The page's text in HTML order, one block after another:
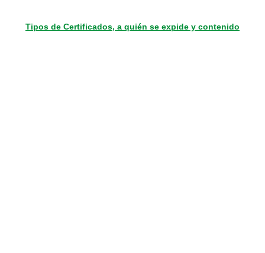
Tipos de Certificados, a quién se expide y contenido